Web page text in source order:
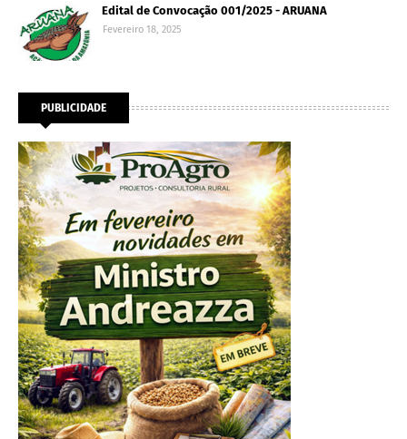
Edital de Convocação 001/2025 - ARUANA
Fevereiro 18, 2025
PUBLICIDADE